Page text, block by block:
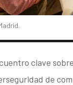
clave
de